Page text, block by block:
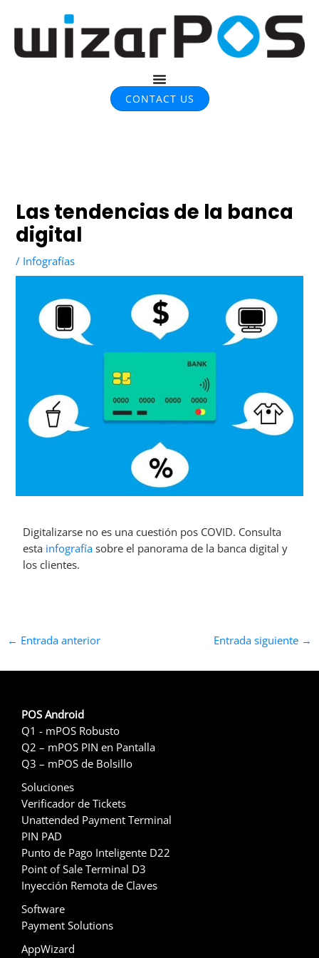
CONTACT US
Las tendencias de la banca
digital
/ Infografías
Digitalizarse no es una cuestión pos COVID. Consulta
esta infografía sobre el panorama de la banca digital y
los clientes.
← Entrada anterior Entrada siguiente →
POS Android
Q1 - mPOS Robusto
Q2 – mPOS PIN en Pantalla
Q3 – mPOS de Bolsillo
Soluciones
Verificador de Tickets
Unattended Payment Terminal
PIN PAD
Punto de Pago Inteligente D22
Point of Sale Terminal D3
Inyección Remota de Claves
Software
Payment Solutions
AppWizard